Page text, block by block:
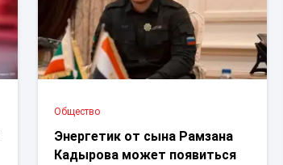
Общество
Энергетик от сына Рамзана
Кадырова может появиться